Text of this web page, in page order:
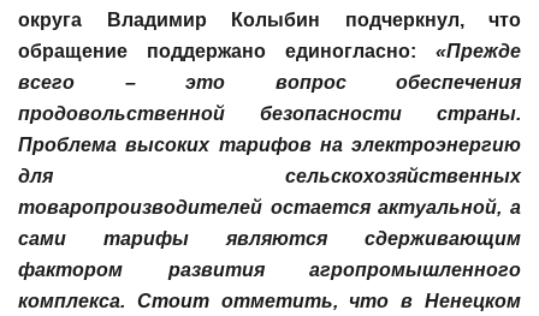
округа
Владимир Колыбин подчеркнул, что
обращение поддержано единогласно: «Прежде
всего – это вопрос обеспечения
продовольственной безопасности страны.
Проблема высоких тарифов на электроэнергию
для сельскохозяйственных
товаропроизводителей остается актуальной, а
сами тарифы являются сдерживающим
фактором развития агропромышленного
комплекса. Стоит отметить, что в Ненецком